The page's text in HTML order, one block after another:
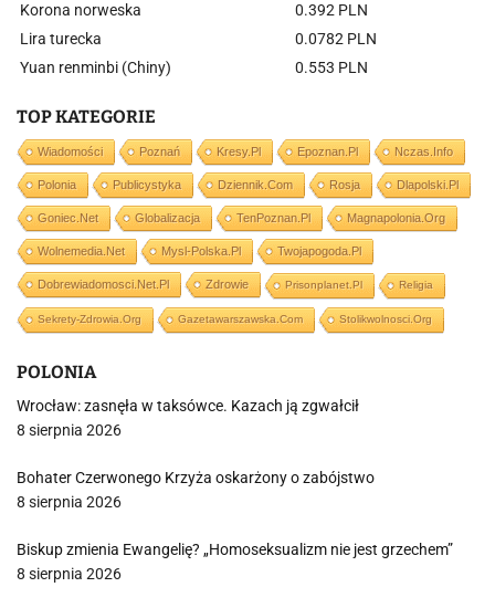
Korona norweska
0.392 PLN
Lira turecka
0.0782 PLN
Yuan renminbi (Chiny)
0.553 PLN
TOP KATEGORIE
Wiadomości Poznań Kresy.pl Epoznan.pl Nczas.info
Polonia Publicystyka Dziennik.com Rosja Dlapolski.pl
Goniec.net Globalizacja TenPoznan.pl Magnapolonia.org
Wolnemedia.net Mysl-Polska.pl Twojapogoda.pl
Dobrewiadomosci.net.pl Zdrowie Prisonplanet.pl Religia
Sekrety-Zdrowia.org Gazetawarszawska.com Stolikwolnosci.org
POLONIA
Wrocław: zasnęła w taksówce. Kazach ją zgwałcił
8 sierpnia 2026
Bohater Czerwonego Krzyża oskarżony o zabójstwo
8 sierpnia 2026
Biskup zmienia Ewangelię? „Homoseksualizm nie jest grzechem”
8 sierpnia 2026